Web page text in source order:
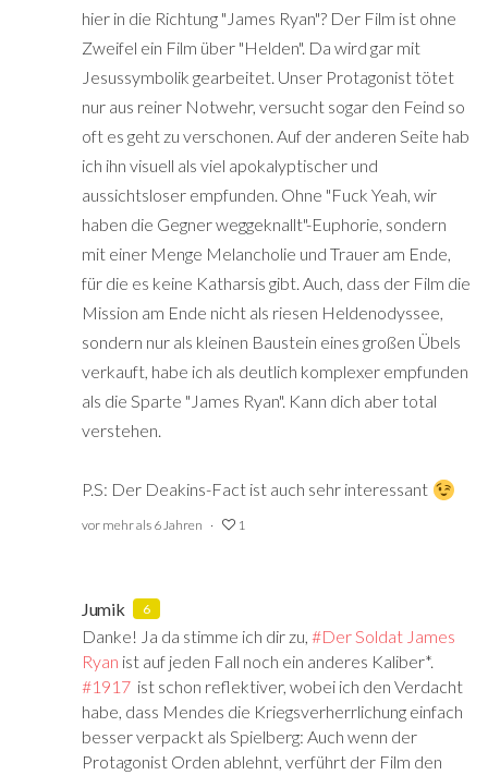
hier in die Richtung "James Ryan"? Der Film ist ohne
Zweifel ein Film über "Helden". Da wird gar mit
Jesussymbolik gearbeitet. Unser Protagonist tötet
nur aus reiner Notwehr, versucht sogar den Feind so
oft es geht zu verschonen. Auf der anderen Seite hab
ich ihn visuell als viel apokalyptischer und
aussichtsloser empfunden. Ohne "Fuck Yeah, wir
haben die Gegner weggeknallt"-Euphorie, sondern
mit einer Menge Melancholie und Trauer am Ende,
für die es keine Katharsis gibt. Auch, dass der Film die
Mission am Ende nicht als riesen Heldenodyssee,
sondern nur als kleinen Baustein eines großen Übels
verkauft, habe ich als deutlich komplexer empfunden
als die Sparte "James Ryan". Kann dich aber total
verstehen.
P.S: Der Deakins-Fact ist auch sehr interessant
vor mehr als 6 Jahren 1
Jumik 6
Danke! Ja da stimme ich dir zu, #Der Soldat James
Ryan ‍ ist auf jeden Fall noch ein anderes Kaliber*.
#1917 ‍ ist schon reflektiver, wobei ich den Verdacht
habe, dass Mendes die Kriegsverherrlichung einfach
besser verpackt als Spielberg: Auch wenn der
Protagonist Orden ablehnt, verführt der Film den